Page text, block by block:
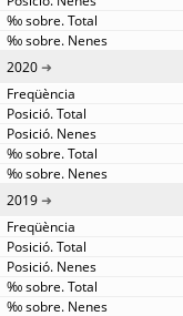
2020
2019